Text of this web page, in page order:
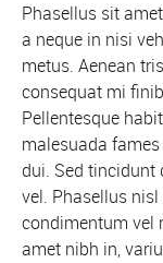
Phasellus sit
a neque in nisi
metus. Aenean
consequat mi
Pellentesque
malesuada
dui. Sed tincidunt
vel. Phasellus
condimentum vel
amet nibh in,